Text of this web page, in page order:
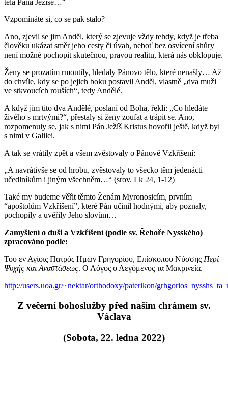
těla Pána Ježíše…“
Vzpomínáte si, co se pak stalo?
Ano, zjevil se jim Anděl, který se zjevuje vždy tehdy, když je třeba
člověku ukázat směr jeho cesty či úvah, neboť bez osvícení shůry
není možné pochopit skutečnou, pravou realitu, která nás obklopuje.
Ženy se prozatím rmoutily, hledaly Pánovo tělo, které nenašly… Až
do chvíle, kdy se po jejich boku postavil Anděl, vlastně „dva muži
ve stkvoucích rouších“, tedy Andělé.
A když jim tito dva Andělé, poslaní od Boha, řekli: „Co hledáte
živého s mrtvými?“, přestaly si ženy zoufat a trápit se. Ano,
rozpomenuly se, jak s nimi Pán Ježíš Kristus hovořil ještě, když byl
s nimi v Galilei.
A tak se vrátily zpět a všem zvěstovaly o Pánově Vzkříšení:
„A navrátivše se od hrobu, zvěstovaly to všecko těm jedenácti
učedlníkům i jiným všechněm…“ (srov. Lk 24, 1-12)
Také my budeme věřit těmto Ženám Myronosicím, prvním
“apoštolům Vzkříšení”, které Pán učinil hodnými, aby poznaly,
pochopily a uvěřily Jeho slovům…
Zamyšlení o duši a Vzkříšení (podle sv. Řehoře Nysského)
zpracováno podle:
Του εν Αγίοις Πατρός Ημών Γρηγορίου, Επίσκοπου Νύσσης Περί
Ψυχής και Αναστάσεως. Ο Λόγος ο Λεγόμενος τα Μακρινεία.
http://users.uoa.gr/~nektar/orthodoxy/paterikon/
Z večerní bohoslužby před naším chrámem sv.
Václava
(Sobota, 22. ledna 2022)